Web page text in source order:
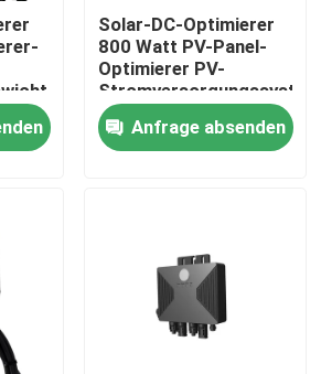
Antrieb
Solar-DC-Optimierer
800 Watt PV-Panel-
Optimierer PV-
Stromversorgungssystem
schnelles
Herunterfahren WiFi-
Überwachung
Anfrage absenden